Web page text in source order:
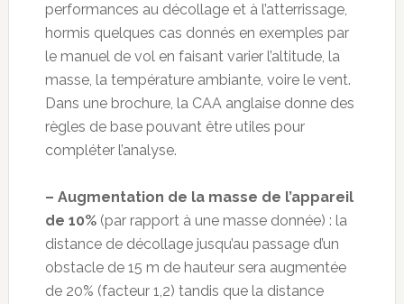
performances au décollage et à l’atterrissage,
hormis quelques cas donnés en exemples par
le manuel de vol en faisant varier l’altitude, la
masse, la température ambiante, voire le vent.
Dans une brochure, la CAA anglaise donne des
règles de base pouvant être utiles pour
compléter l’analyse.
– Augmentation de la masse de l’appareil
de 10%(par rapport à une masse donnée) : la
distance de décollage jusqu’au passage d’un
obstacle de 15 m de hauteur sera augmentée
de 20% (facteur 1,2) tandis que la distance